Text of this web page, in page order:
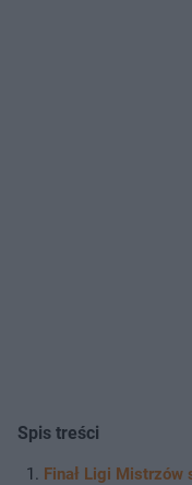
Spis treści
Finał Ligi Mistrzów